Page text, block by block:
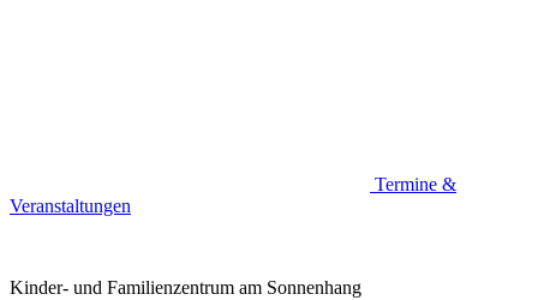
Termine &
Veranstaltungen
Kinder- und Familienzentrum am Sonnenhang